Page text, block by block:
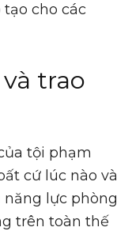
cho các
trao
tội phạm
cứ lúc nào và
năng lực phòng
trên toàn thế